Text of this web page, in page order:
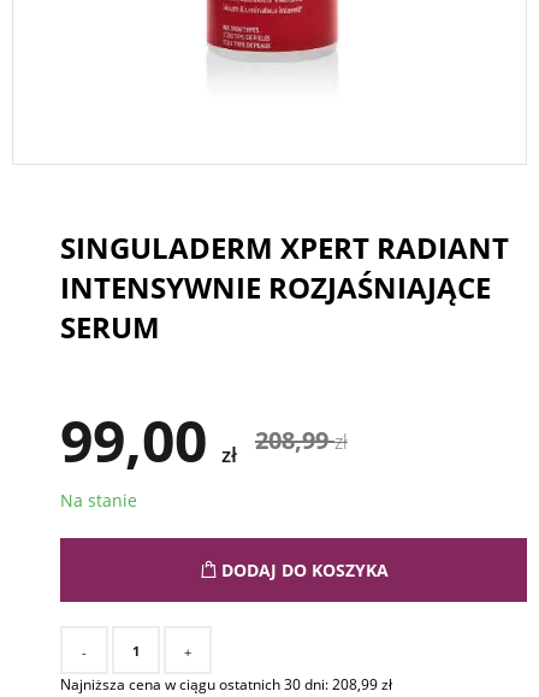
SINGULADERM XPERT RADIANT
INTENSYWNIE ROZJAŚNIAJĄCE
SERUM
99,00 zł 208,99zł
Na stanie
DODAJ DO KOSZYKA
- +
Najniższa cena w ciągu ostatnich 30 dni:208,99zł